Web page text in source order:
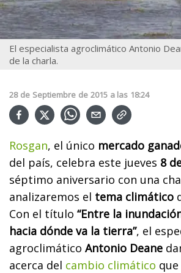
El especialista agroclimático Antonio
de la charla.
28 de Septiembre de 2015 a las 18:24
Rosgan, el único mercado
del país, celebra este jueves 8
séptimo aniversario con una
analizaremos el tema climático
Con el título “Entre la
hacia dónde va la tierra”, el
agroclimático Antonio Deane
acerca del cambio climático